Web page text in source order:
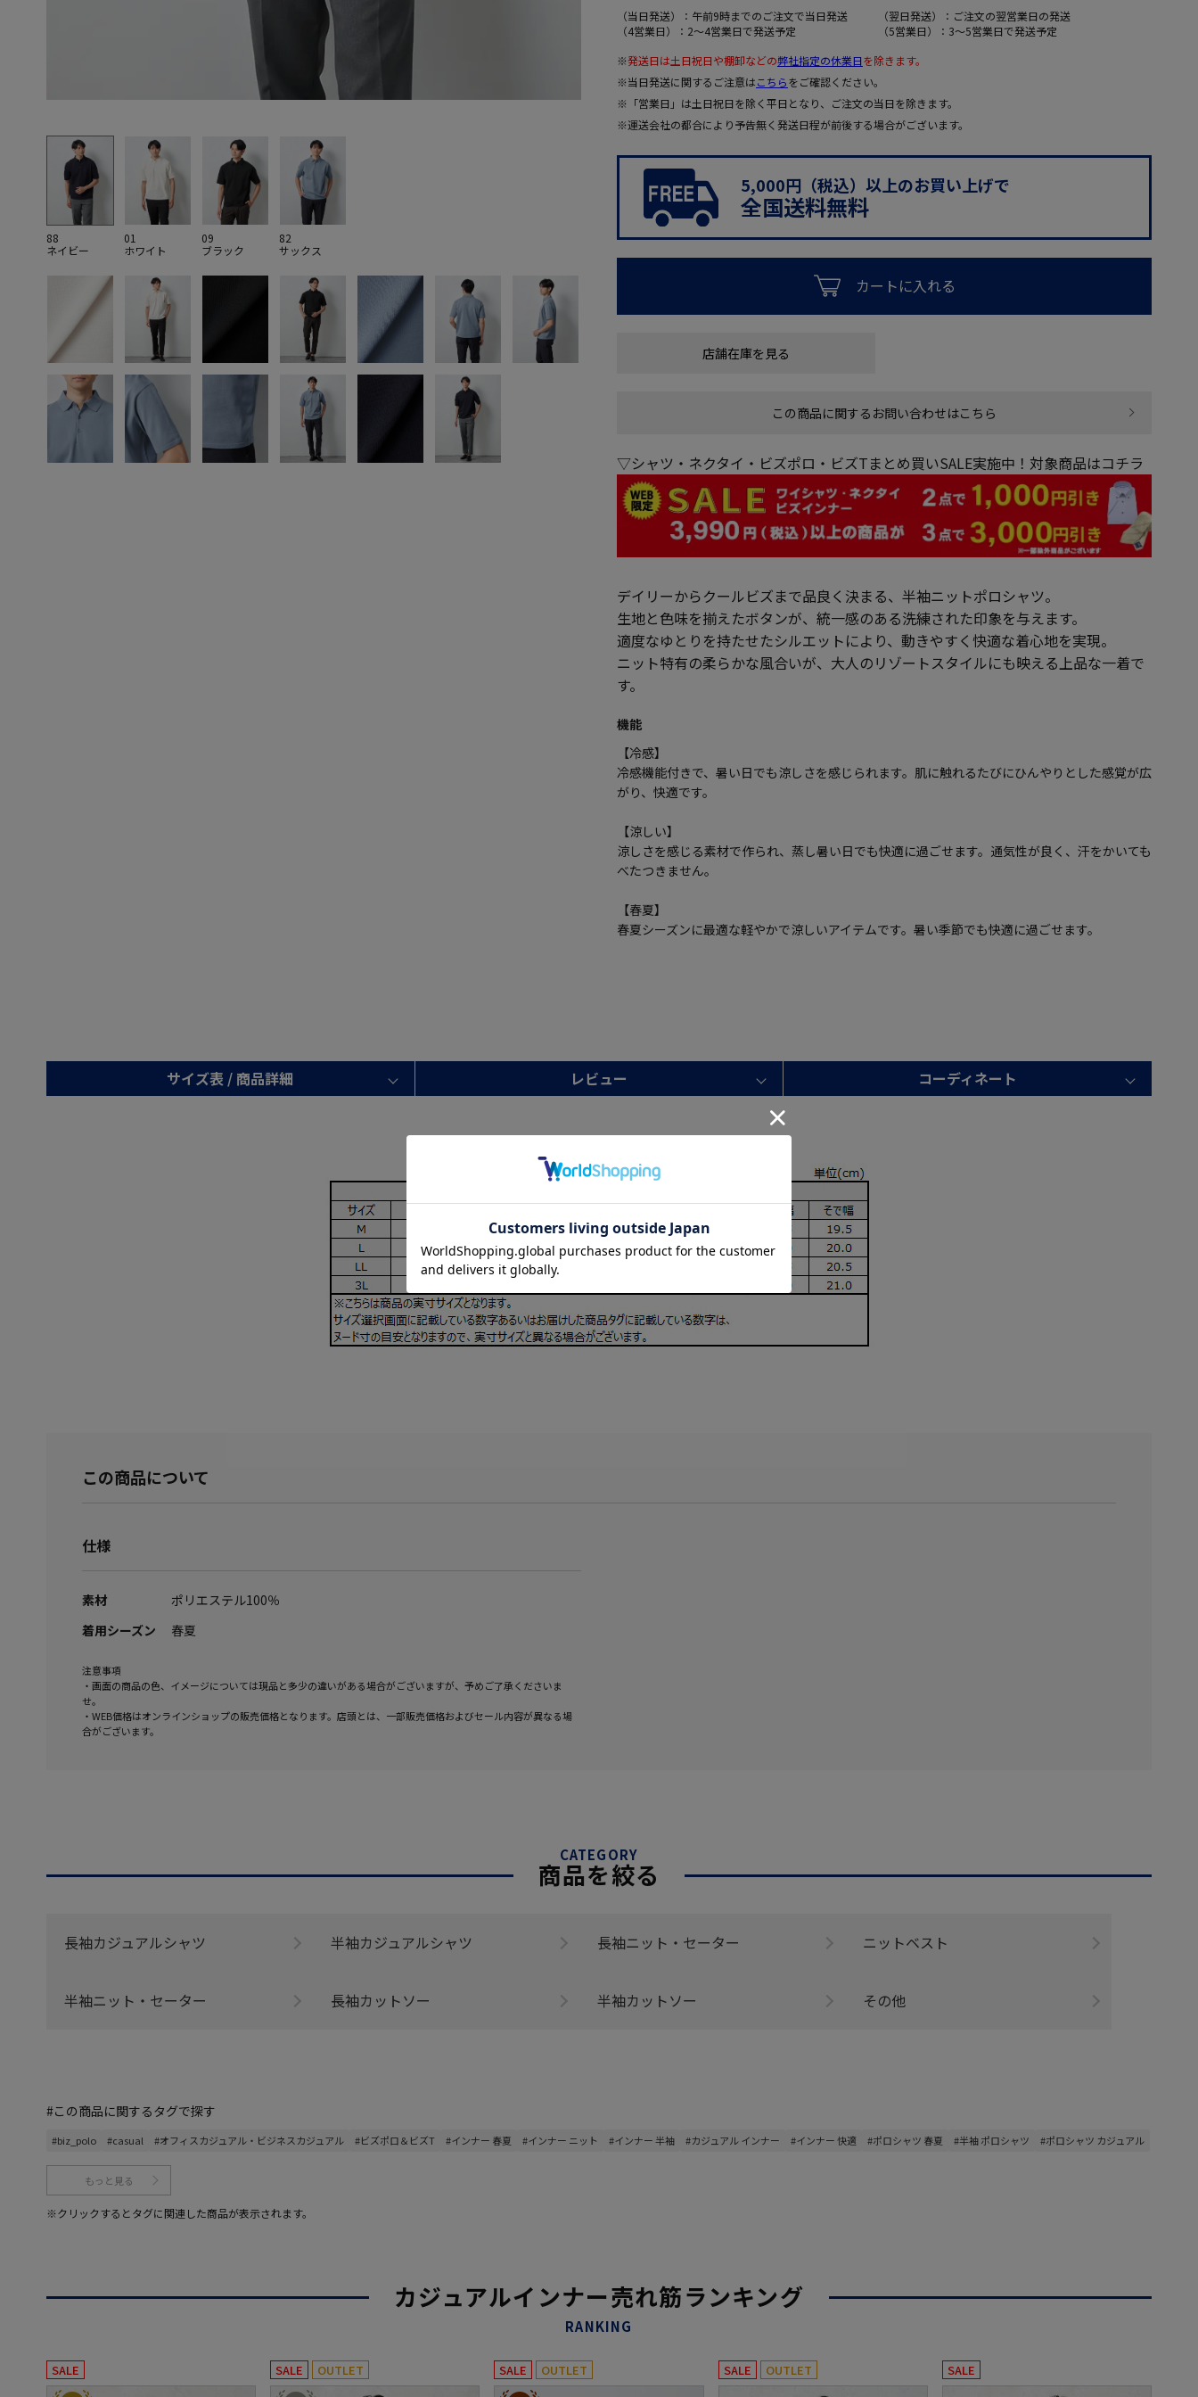
88
ネイビー
01
ホワイト
09
ブラック
82
サックス
（当日発送）：午前9時までのご注文で当日発送
（翌日発送）：ご注文の翌営業日の発送
（4営業日）：2～4営業日で発送予定
（5営業日）：3～5営業日で発送予定
※発送日は土日祝日や棚卸などの弊社指定の休業日を除きます。
※当日発送に関するご注意はこちらをご確認ください。
※「営業日」は土日祝日を除く平日となり、ご注文の当日を除きます。
※運送会社の都合により予告無く発送日程が前後する場合がございます。
5,000円（税込）以上のお買い上げで
全国送料無料
カートに入れる
店舗在庫を見る
この商品に関するお問い合わせはこちら
▽シャツ・ネクタイ・ビズポロ・ビズTまとめ買いSALE実施中！対象商品はコチラ
デイリーからクールビズまで品良く決まる、半袖ニットポロシャツ。
生地と色味を揃えたボタンが、統一感のある洗練された印象を与えます。
適度なゆとりを持たせたシルエットにより、動きやすく快適な着心地を実現。
ニット特有の柔らかな風合いが、大人のリゾートスタイルにも映える上品な一着で
す。
機能
【冷感】
冷感機能付きで、暑い日でも涼しさを感じられます。肌に触れるたびにひんやりとした感覚が広
がり、快適です。
【涼しい】
涼しさを感じる素材で作られ、蒸し暑い日でも快適に過ごせます。通気性が良く、汗をかいても
べたつきません。
【春夏】
春夏シーズンに最適な軽やかで涼しいアイテムです。暑い季節でも快適に過ごせます。
サイズ表 / 商品詳細 レビュー コーディネート
この商品について
仕様
素材
ポリエステル100％
着用シーズン
春夏
注意事項
・画面の商品の色、イメージについては現品と多少の違いがある場合がございますが、予めご了承くださいま
せ。
・WEB価格はオンラインショップの販売価格となります。店頭とは、一部販売価格およびセール内容が異なる場
合がございます。
CATEGORY
商品を絞る
長袖カジュアルシャツ 半袖カジュアルシャツ 長袖ニット・セーター ニットベスト
半袖ニット・セーター 長袖カットソー 半袖カットソー その他
#この商品に関するタグで探す
#biz_polo #casual #オフィスカジュアル・ビジネスカジュアル #ビズポロ＆ビズT #インナー 春夏 #インナー ニット #インナー 半袖 #カジュアル インナー #インナー 快適 #ポロシャツ 春夏 #半袖 ポロシャツ #ポロシャツ カジュアル
もっと見る
※クリックするとタグに関連した商品が表示されます。
カジュアルインナー売れ筋ランキング
RANKING
SALE SALE OUTLET SALE OUTLET SALE OUTLET SALE